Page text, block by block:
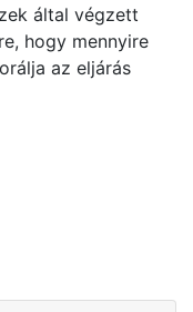
által végzett
hogy mennyire
az eljárás